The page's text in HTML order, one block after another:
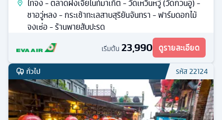
ไทจง - ตลาดฝงเจียไนท์มาเก็ต - วัดเหวินหวู่ (วัดกวนอู) -
ชาอวู่หลง - กระเช้าทะเลสาบสุริยันจันทรา - ฟาร์มดอกไม้
จงเซ่อ - ร้านพายสับปะรด
เริ่มต้น 23,990 ดูรายละเอียด
ทั่วไป รหัส22124